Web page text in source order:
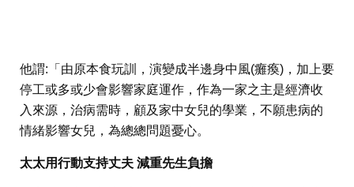
他謂:「由原本食玩訓，演變成半邊身中風(癱瘓)，加上要
停工或多或少會影響家庭運作，作為一家之主是經濟收
入來源，治病需時，顧及家中女兒的學業，不願患病的
情緒影響女兒，為總總問題憂心。
太太用行動支持丈夫 減重先生負擔